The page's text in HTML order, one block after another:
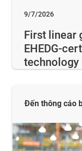
9/7/2026
First linear
EHEDG-
technology
Đến thông cáo